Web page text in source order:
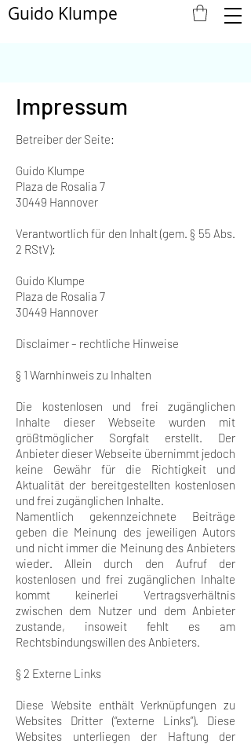
Guido Klumpe
Impressum
Betreiber der Seite:
Guido Klumpe
Plaza de Rosalia 7
30449 Hannover
Verantwortlich für den Inhalt (gem. § 55 Abs.
2 RStV):
Guido Klumpe
Plaza de Rosalia 7
30449 Hannover
Disclaimer – rechtliche Hinweise
§ 1 Warnhinweis zu Inhalten
Die kostenlosen und frei zugänglichen
Inhalte dieser Webseite wurden mit
größtmöglicher Sorgfalt erstellt. Der
Anbieter dieser Webseite übernimmt jedoch
keine Gewähr für die Richtigkeit und
Aktualität der bereitgestellten kostenlosen
und frei zugänglichen Inhalte.
Namentlich gekennzeichnete Beiträge
geben die Meinung des jeweiligen Autors
und nicht immer die Meinung des Anbieters
wieder. Allein durch den Aufruf der
kostenlosen und frei zugänglichen Inhalte
kommt keinerlei Vertragsverhältnis
zwischen dem Nutzer und dem Anbieter
zustande, insoweit fehlt es am
Rechtsbindungswillen des Anbieters.
§ 2 Externe Links
Diese Website enthält Verknüpfungen zu
Websites Dritter (“externe Links”). Diese
Websites unterliegen der Haftung der